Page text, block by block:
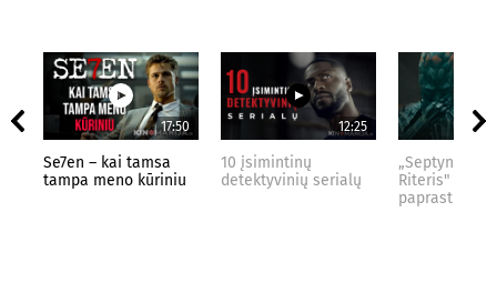
17:50
Se7en – kai tamsa
tampa meno kūriniu
12:25
10 įsimintinų
detektyvinių serialų
„Septynių
Riteris" – kai
paprastumas